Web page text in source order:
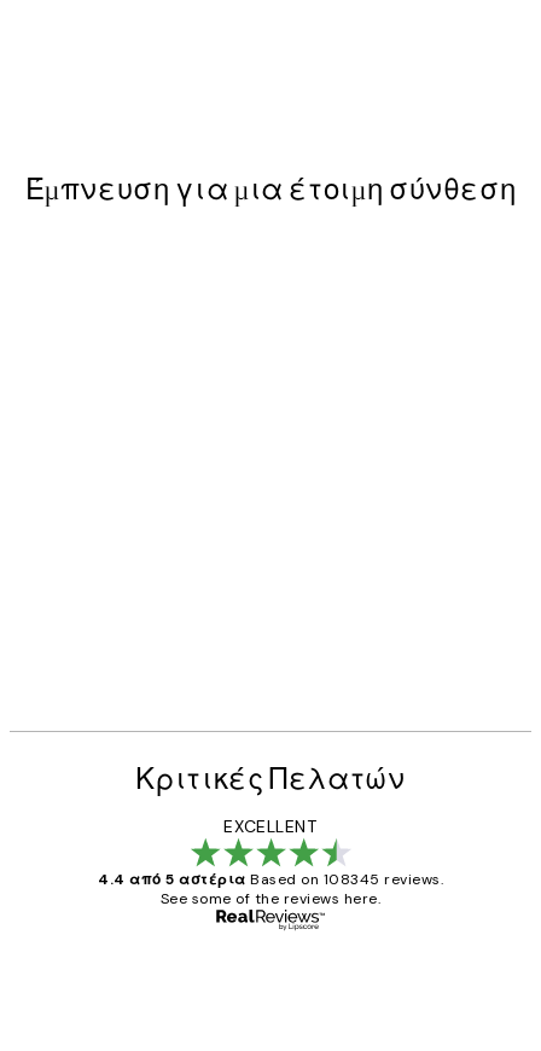
Έμπνευση για μια έτοιμη σύνθεση
Κριτικές Πελατών
EXCELLENT
4.4 από 5 αστέρια Based on 108345 reviews.
See some of the reviews here.